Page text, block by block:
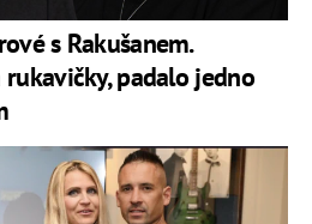
s Rakušanem.
padalo jedno